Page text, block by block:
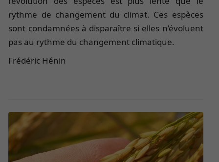
rythme de changement du climat. Ces espèces
sont condamnées à disparaître si elles n’évoluent
pas au rythme du changement climatique.
Frédéric Hénin